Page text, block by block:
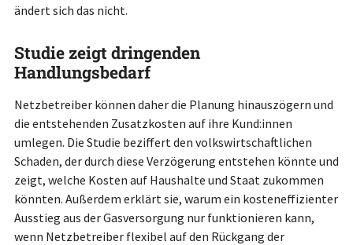
ändert sich das nicht.
Studie zeigt dringenden
Handlungsbedarf
Netzbetreiber können daher die Planung hinauszögern und
die entstehenden Zusatzkosten auf ihre Kund:innen
umlegen. Die Studie beziffert den volkswirtschaftlichen
Schaden, der durch diese Verzögerung entstehen könnte und
zeigt, welche Kosten auf Haushalte und Staat zukommen
könnten. Außerdem erklärt sie, warum ein kosteneffizienter
Ausstieg aus der Gasversorgung nur funktionieren kann,
wenn Netzbetreiber flexibel auf den Rückgang der